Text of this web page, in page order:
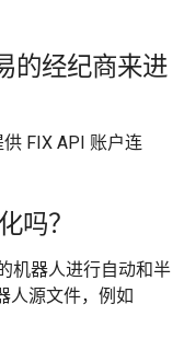
的经纪商来进
FIX API 账户连
吗？
机器人进行自动和半
人源文件，例如